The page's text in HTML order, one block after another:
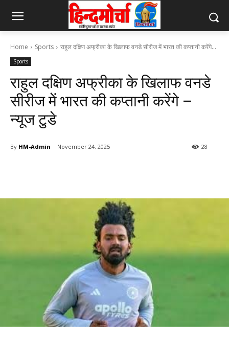
Home Sports राहुल दक्षिण अफ्रीका के खिलाफ वनडे सीरीज में भारत की कप्तानी करेंगे...
Sports
राहुल दक्षिण अफ्रीका के खिलाफ वनडे
सीरीज में भारत की कप्तानी करेंगे –
न्यूज टुडे
By HM-Admin November 24, 2025 28